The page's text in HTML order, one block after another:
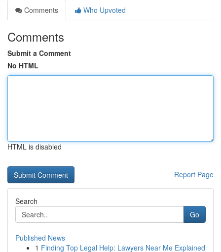
Comments
Who Upvoted
Comments
Submit a Comment
No HTML
HTML is disabled
Report Page
Search
Go
Published News
1 Finding Top Legal Help: Lawyers Near Me Explained